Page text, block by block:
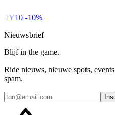
-10%
Nieuwsbrief
Blijf in the game.
Ride nieuws, nieuwe spots,
spam.